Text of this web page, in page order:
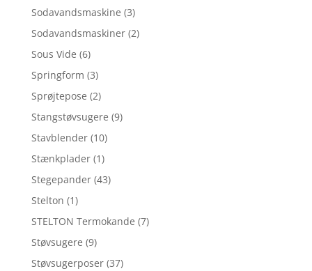
Sodavandsmaskine (3)
Sodavandsmaskiner (2)
Sous Vide (6)
Springform (3)
Sprøjtepose (2)
Stangstøvsugere (9)
Stavblender (10)
Stænkplader (1)
Stegepander (43)
Stelton (1)
STELTON Termokande (7)
Støvsugere (9)
Støvsugerposer (37)